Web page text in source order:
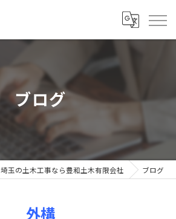
ブログ
埼玉の土木工事なら豊和土木有限会社 ブログ
外構